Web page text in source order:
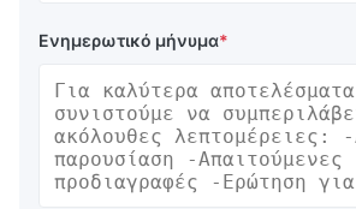
Ενημερωτικό μήνυμα*